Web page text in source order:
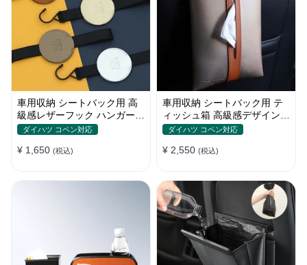
車用収納 シートバック用 高
級感レザーフック ハンガー
おしゃれ 多色 カー・家庭両
ダイハツ コペン対応
¥ 1,650 (税込)
車用収納 シートバック用 テ
ィッシュ箱 高級感デザイン
おしゃれ 多色 いい触感 ソフ
ダイハツ コペン対応
¥ 2,550 (税込)